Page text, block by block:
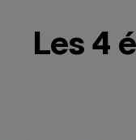
Les 4